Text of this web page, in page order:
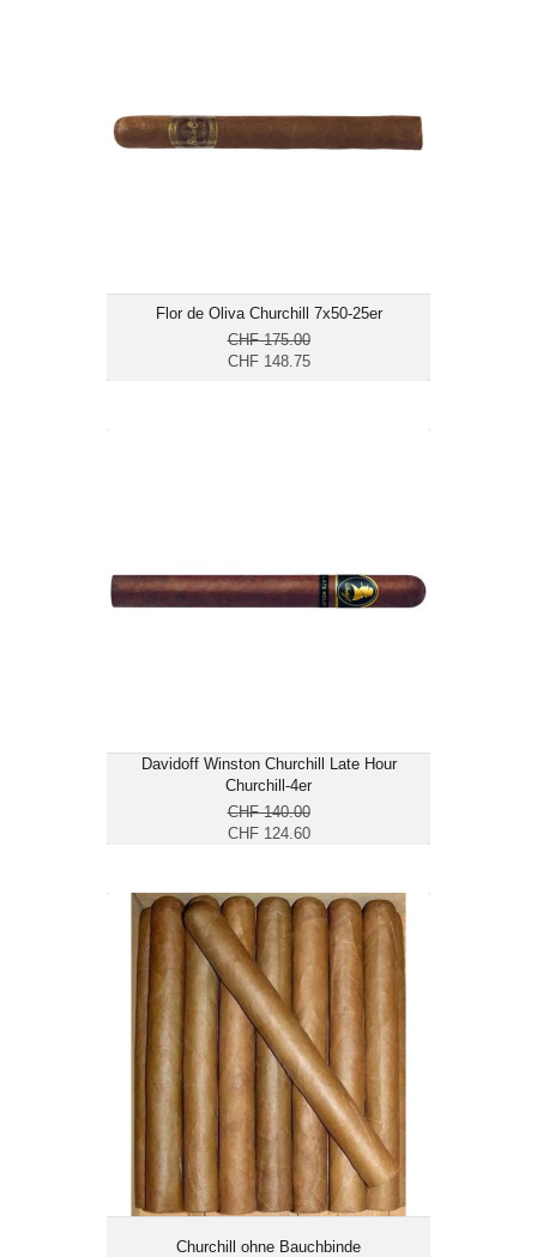
Flor de Oliva Churchill 7x50-25er
CHF 175.00
CHF 148.75
Länge: 17.8
mittelkräftig
Davidoff Winston Churchill Late Hour
Churchill-4er
CHF 140.00
CHF 124.60
Ringmass: 48
Länge: 17.8
Churchill ohne Bauchbinde
Churchill ohne Bauchbinde
CHF 4.95
Format: Churchill
Ringmass: 47
Länge: 17.2
mild bis mittelkräftig